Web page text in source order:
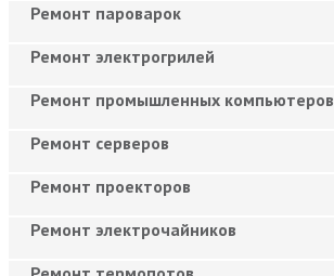
Ремонт пароварок
Ремонт электрогрилей
Ремонт промышленных компьютеров
Ремонт серверов
Ремонт проекторов
Ремонт электрочайников